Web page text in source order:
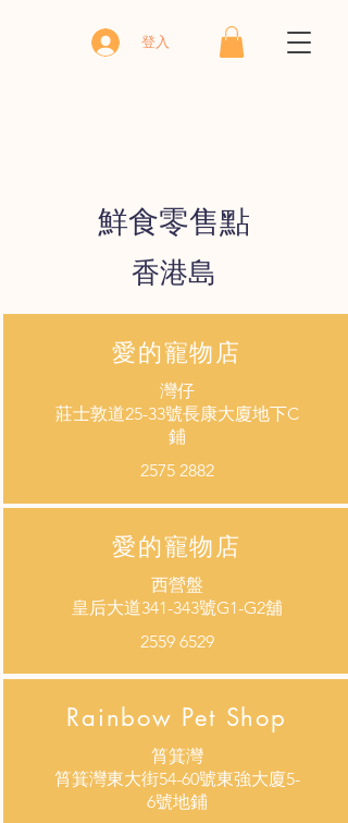
登入
鮮食零售點
​香港島
​愛的寵物店
灣仔
​莊士敦道25-33號長康大廈地下C
鋪
2575 2882
​愛的寵物店
西營盤
皇后大道341-343號G1-G2舖
2559 6529
Rainbow Pet Shop
筲箕灣
筲箕灣東大街54-60號東強大廈5-
6號地鋪